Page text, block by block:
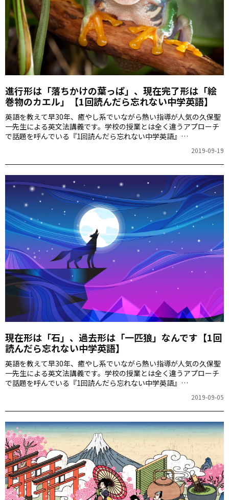
進行形は「落ちかけの葉っぱ」、現在完了形は「絵
巻物のカエル」【1回読んだら忘れない中学英語】
英語を教えて早30年、癒やし系でいながら熱い指導が人気の久保聖
一先生による英文法講義です。学校の授業とは全く違うアプローチ
で話題を呼んでいる『1回読んだら忘れない中学英語』
（KADOKAWA）のエッセンスをぎゅっと詰め込んだ連載。第1回は
2019-09-19
現在形は「石」、過去形は「一匹狼」なんです【1回
読んだら忘れない中学英語】
英語を教えて早30年、癒やし系でいながら熱い指導が人気の久保聖
一先生による英文法講義です。学校の授業とは全く違うアプローチ
で話題を呼んでいる『1回読んだら忘れない中学英語』
2019-09-05